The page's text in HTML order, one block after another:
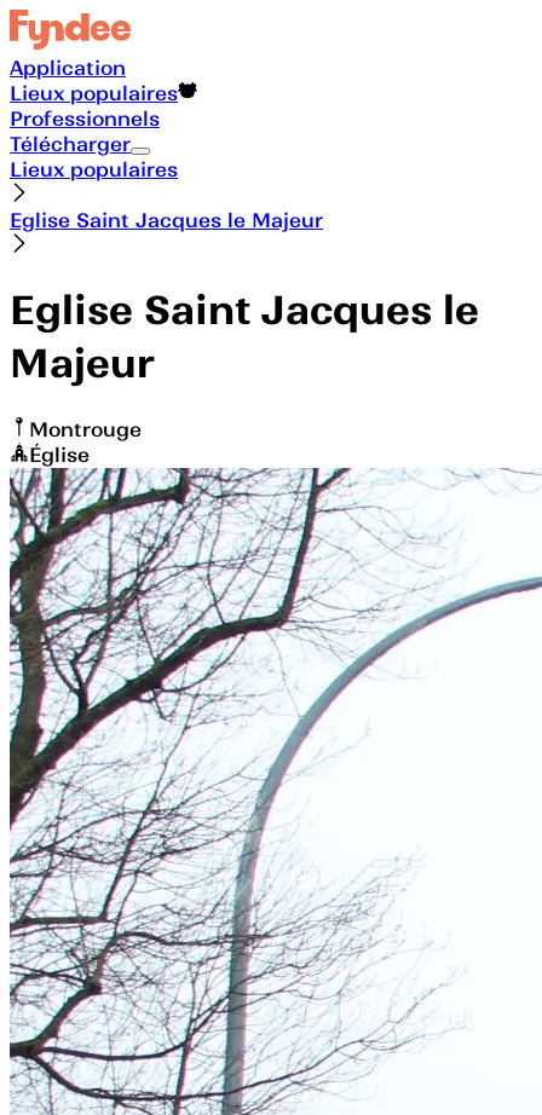
Application
Lieux populaires
Professionnels
Télécharger
Lieux populaires
Eglise Saint Jacques le Majeur
Eglise Saint Jacques le
Majeur
Montrouge
Église